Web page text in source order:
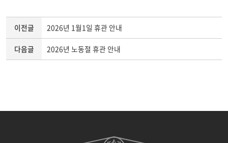
이전글 2026년 1월1일 휴관 안내
다음글 2026년 노동절 휴관 안내